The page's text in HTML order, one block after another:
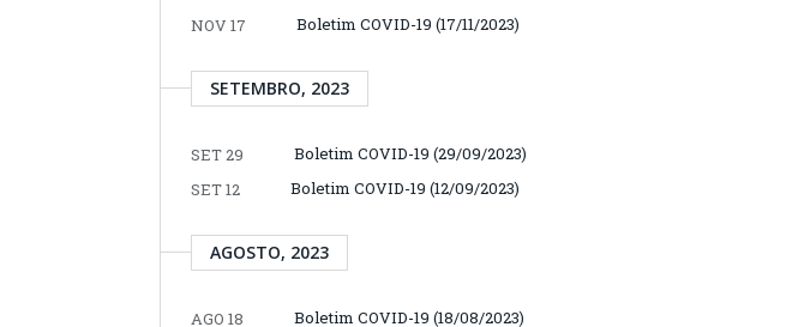
NOV 17 Boletim COVID-19 (17/11/2023)
SETEMBRO, 2023
SET 29
Boletim COVID-19 (29/09/2023)
SET 12
Boletim COVID-19 (12/09/2023)
AGOSTO, 2023
AGO 18
Boletim COVID-19 (18/08/2023)